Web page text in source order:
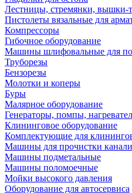
Лестницы, стремянки, вышки-
Пистолеты вязальные для
Компрессоры
Гибочное оборудование
Машины шлифовальные для
Труборезы
Бензорезы
Молотки и коперы
Буры
Малярное оборудование
Генераторы, помпы,
Клининговое оборудование
Комплектующие для
Машины для прочистки
Машины подметальные
Машины поломоечные
Мойки высокого давления
Оборудование для автосервиса